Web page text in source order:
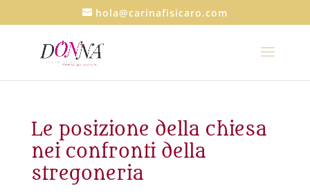
hola@carinafisicaro.com
Le posizione della chiesa
nei confronti della
stregoneria